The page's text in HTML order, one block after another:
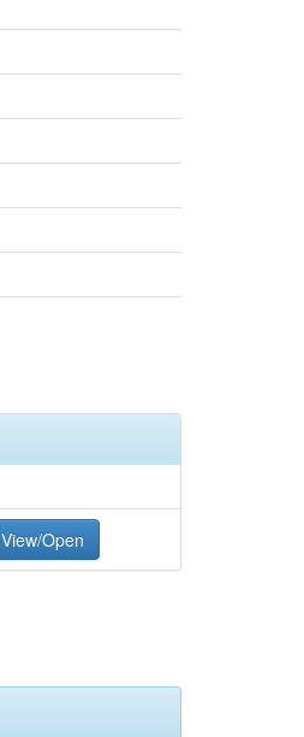
View/Open